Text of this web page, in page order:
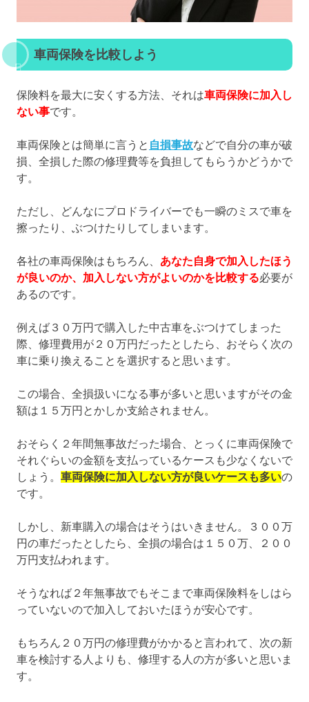
車両保険を比較しよう
保険料を最大に安くする方法、それは車両保険に加入し
ない事です。
車両保険とは簡単に言うと 自損事故などで自分の車が破
損、全損した際の修理費等を負担してもらうかどうかで
す。
ただし、どんなにプロドライバーでも一瞬のミスで車を
擦ったり、ぶつけたりしてしまいます。
各社の車両保険はもちろん、 あなた自身で加入したほう
が良いのか、加入しない方がよいのかを比較する必要が
あるのです。
例えば３０万円で購入した中古車をぶつけてしまった
際、修理費用が２０万円だったとしたら、おそらく次の
車に乗り換えることを選択すると思います。
この場合、全損扱いになる事が多いと思いますがその金
額は１５万円とかしか支給されません。
おそらく２年間無事故だった場合、とっくに車両保険で
それぐらいの金額を支払っているケースも少なくないで
しょう。 車両保険に加入しない方が良いケースも多いの
です。
しかし、新車購入の場合はそうはいきません。３００万
円の車だったとしたら、全損の場合は１５０万、２００
万円支払われます。
そうなれば２年無事故でもそこまで車両保険料をしはら
っていないので加入しておいたほうが安心です。
もちろん２０万円の修理費がかかると言われて、次の新
車を検討する人よりも、修理する人の方が多いと思いま
す。